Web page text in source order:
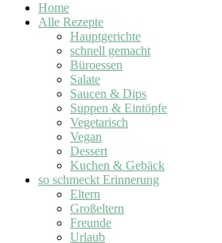
Home
Alle Rezepte
Hauptgerichte
schnell gemacht
Büroessen
Salate
Saucen & Dips
Suppen & Eintöpfe
Vegetarisch
Vegan
Dessert
Kuchen & Gebäck
so schmeckt Erinnerung
Eltern
Großeltern
Freunde
Urlaub